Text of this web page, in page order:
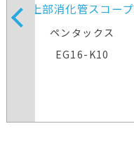
上部消化管スコープ
ペンタックス
EG16-K10